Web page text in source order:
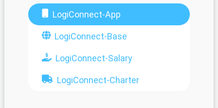
LogiConnect-App
LogiConnect-Base
LogiConnect-Salary
LogiConnect-Charter